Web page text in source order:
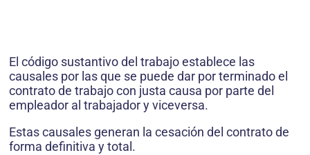
El código sustantivo del trabajo establece las
causales por las que se puede dar por terminado el
contrato de trabajo con justa causa por parte del
empleador al trabajador y viceversa.
Estas causales generan la cesación del contrato de
forma definitiva y total.